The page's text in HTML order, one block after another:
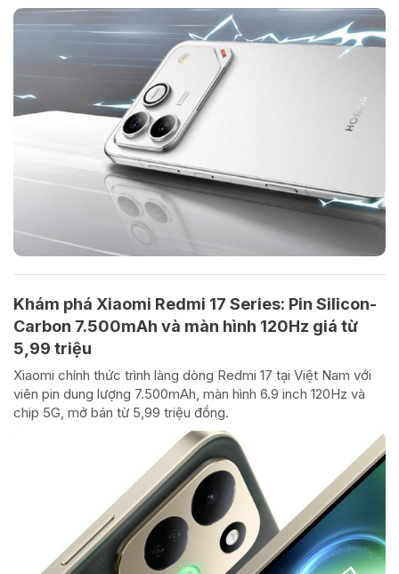
Khám phá Xiaomi Redmi 17 Series: Pin Silicon-
Carbon 7.500mAh và màn hình 120Hz giá từ
5,99 triệu
Xiaomi chính thức trình làng dòng Redmi 17 tại Việt Nam với
viên pin dung lượng 7.500mAh, màn hình 6.9 inch 120Hz và
chip 5G, mở bán từ 5,99 triệu đồng.